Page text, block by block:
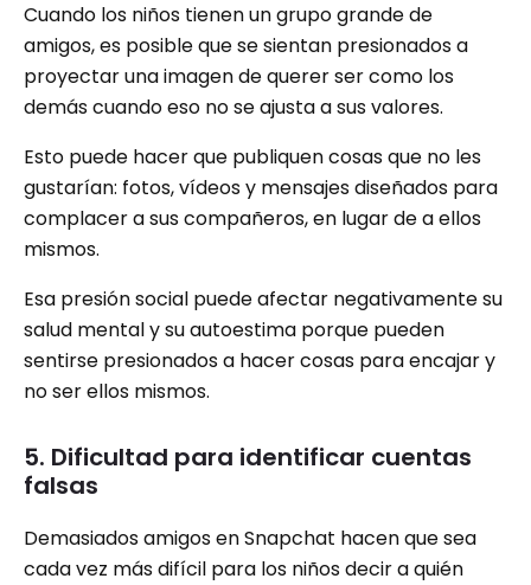
Cuando los niños tienen un grupo grande de
amigos, es posible que se sientan presionados a
proyectar una imagen de querer ser como los
demás cuando eso no se ajusta a sus valores.
Esto puede hacer que publiquen cosas que no les
gustarían: fotos, vídeos y mensajes diseñados para
complacer a sus compañeros, en lugar de a ellos
mismos.
Esa presión social puede afectar negativamente su
salud mental y su autoestima porque pueden
sentirse presionados a hacer cosas para encajar y
no ser ellos mismos.
5. Dificultad para identificar cuentas
falsas
Demasiados amigos en Snapchat hacen que sea
cada vez más difícil para los niños decir a quién